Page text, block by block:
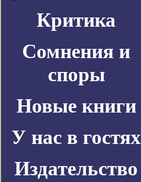
Критика
Сомнения и
споры
Новые книги
У нас в гостях
Издательство